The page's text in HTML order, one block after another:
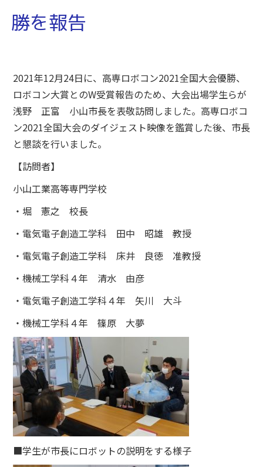
勝を報告
2021年12月24日に、高専ロボコン2021全国大会優勝、
ロボコン大賞とのW受賞報告のため、大会出場学生らが
浅野 正富 小山市長を表敬訪問しました。高専ロボコ
ン2021全国大会のダイジェスト映像を鑑賞した後、市長
と懇談を行いました。
【訪問者】
小山工業高等専門学校
・堀 憲之 校長
・電気電子創造工学科 田中 昭雄 教授
・電気電子創造工学科 床井 良徳 准教授
・機械工学科４年 清水 由彦
・電気電子創造工学科４年 矢川 大斗
・機械工学科４年 篠原 大夢
■学生が市長にロボットの説明をする様子